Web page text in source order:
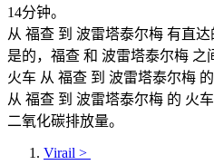
14分钟。
从 福查 到 波雷塔泰尔梅 有直达
是的，福查 和 波雷塔泰尔梅 之
火车 从 福查 到 波雷塔泰尔梅
从 福查 到 波雷塔泰尔梅 的 火
二氧化碳排放量。
Virail >